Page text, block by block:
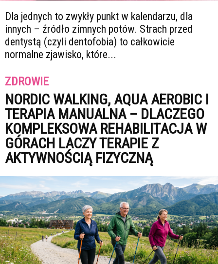
Dla jednych to zwykły punkt w kalendarzu, dla
innych – źródło zimnych potów. Strach przed
dentystą (czyli dentofobia) to całkowicie
normalne zjawisko, które...
ZDROWIE
NORDIC WALKING, AQUA AEROBIC I
TERAPIA MANUALNA – DLACZEGO
KOMPLEKSOWA REHABILITACJA W
GÓRACH LACZY TERAPIE Z
AKTYWNOŚCIĄ FIZYCZNĄ